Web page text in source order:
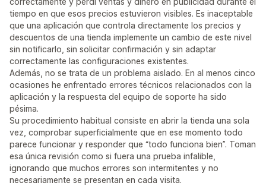
tiempo en que esos precios estuvieron visibles. Es inaceptable
que una aplicación que controla directamente los precios y
descuentos de una tienda implemente un cambio de este nivel
sin notificarlo, sin solicitar confirmación y sin adaptar
correctamente las configuraciones existentes.
Además, no se trata de un problema aislado. En al menos cinco
ocasiones he enfrentado errores técnicos relacionados con la
aplicación y la respuesta del equipo de soporte ha sido
pésima.
Su procedimiento habitual consiste en abrir la tienda una sola
vez, comprobar superficialmente que en ese momento todo
parece funcionar y responder que “todo funciona bien”. Toman
esa única revisión como si fuera una prueba infalible,
ignorando que muchos errores son intermitentes y no
necesariamente se presentan en cada visita.